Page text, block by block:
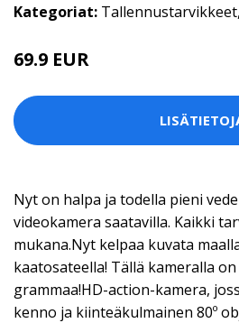
Kategoriat: Tallennustarvikkeet,
69.9 EUR
Nyt on halpa ja todella pieni
videokamera saatavilla. Kaikki
mukana.Nyt kelpaa kuvata
kaatosateella! Tällä kameralla
grammaa!HD-action-kamera,
kenno ja kiinteäkulmainen 80º